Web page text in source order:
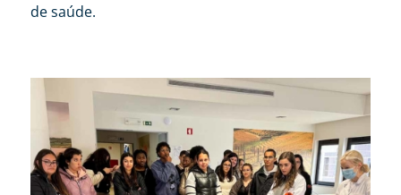
de saúde.